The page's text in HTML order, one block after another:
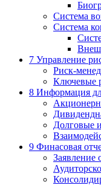
Система
Система
7 Управление
Риск-
Ключевые
8 Информация
Долговые
9 Финасовая
Заявление